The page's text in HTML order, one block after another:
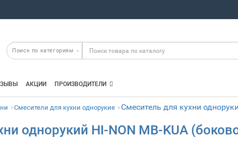
АКЦИИ ПРОИЗВОДИТЕЛИ
Смесители для кухни однорукие Смеситель для кухни
однорукий HI-NON MB-KUA